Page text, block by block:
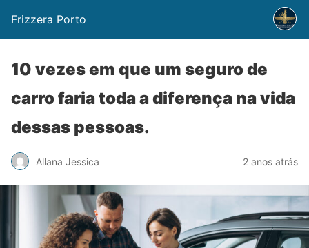
Frizzera Porto
10 vezes em que um seguro de
carro faria toda a diferença na vida
dessas pessoas.
Allana Jessica 2 anos atrás